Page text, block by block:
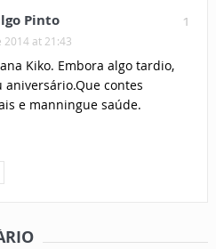
1
Pinto
2014 at 21:43
Kiko. Embora algo tardio,
aniversário.Que contes
e manningue saúde.